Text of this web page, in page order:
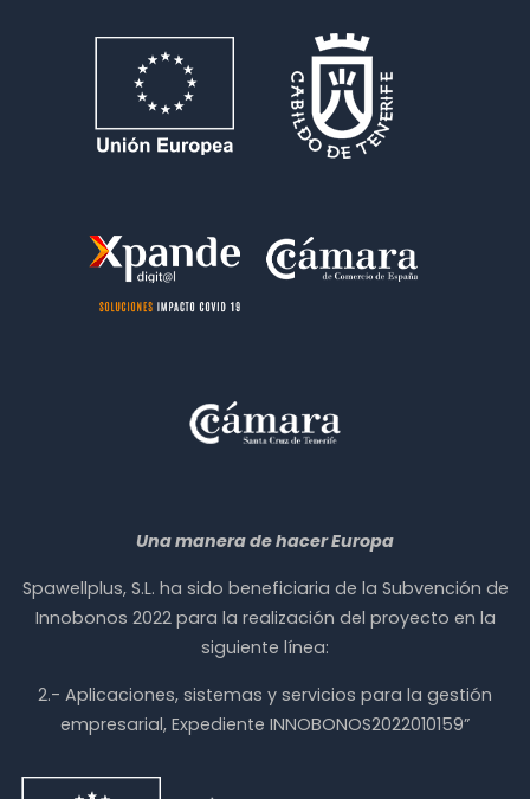
Una manera de hacer Europa
Spawellplus, S.L. ha sido beneficiaria de la Subvención de
Innobonos 2022 para la realización del proyecto en la
siguiente línea:
2.- Aplicaciones, sistemas y servicios para la gestión
empresarial, Expediente INNOBONOS2022010159”